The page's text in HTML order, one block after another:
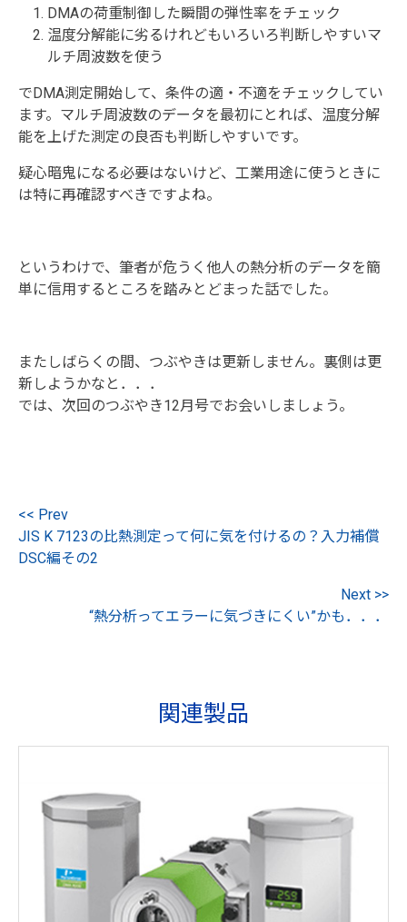
DMAの荷重制御した瞬間の弾性率をチェック
温度分解能に劣るけれどもいろいろ判断しやすいマ
ルチ周波数を使う
でDMA測定開始して、条件の適・不適をチェックしてい
ます。マルチ周波数のデータを最初にとれば、温度分解
能を上げた測定の良否も判断しやすいです。
疑心暗鬼になる必要はないけど、工業用途に使うときに
は特に再確認すべきですよね。
というわけで、筆者が危うく他人の熱分析のデータを簡
単に信用するところを踏みとどまった話でした。
またしばらくの間、つぶやきは更新しません。裏側は更
新しようかなと．．．
では、次回のつぶやき12月号でお会いしましょう。
<< Prev
JIS K 7123の比熱測定って何に気を付けるの？入力補償
DSC編その2
Next >>
“熱分析ってエラーに気づきにくい”かも．．．
関連製品